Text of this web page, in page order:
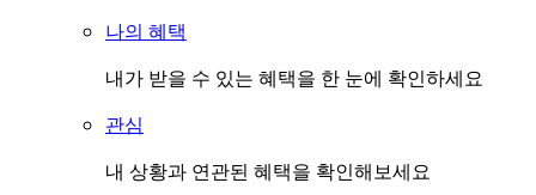
나의 혜택
내가 받을 수 있는 혜택을 한 눈에 확인하세요
관심
내 상황과 연관된 혜택을 확인해보세요